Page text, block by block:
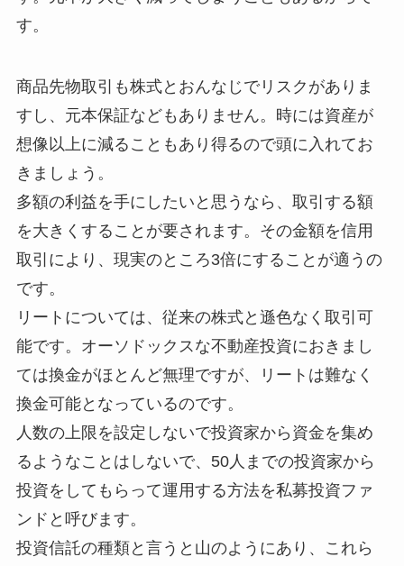
す。
商品先物取引も株式とおんなじでリスクがありま
すし、元本保証などもありません。時には資産が
想像以上に減ることもあり得るので頭に入れてお
きましょう。
多額の利益を手にしたいと思うなら、取引する額
を大きくすることが要されます。その金額を信用
取引により、現実のところ3倍にすることが適うの
です。
リートについては、従来の株式と遜色なく取引可
能です。オーソドックスな不動産投資におきまし
ては換金がほとんど無理ですが、リートは難なく
換金可能となっているのです。
人数の上限を設定しないで投資家から資金を集め
るようなことはしないで、50人までの投資家から
投資をしてもらって運用する方法を私募投資ファ
ンドと呼びます。
投資信託の種類と言うと山のようにあり、これら